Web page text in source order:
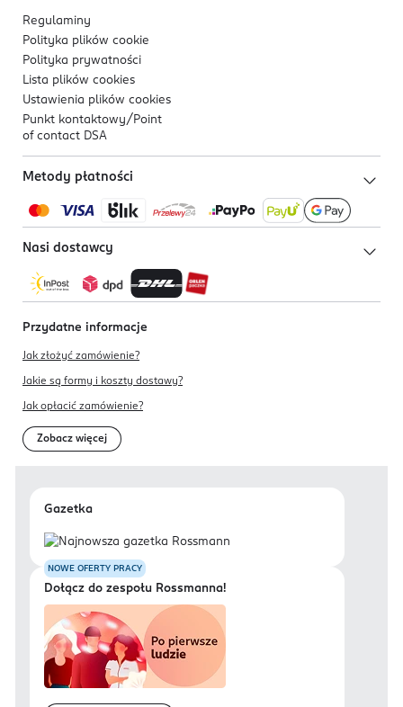
Regulaminy
Polityka plików cookie
Polityka prywatności
Lista plików cookies
Ustawienia plików cookies
Punkt kontaktowy/ Point
of contact DSA
Metody płatności
Nasi dostawcy
Przydatne informacje
Jak złożyć zamówienie?
Jakie są formy i koszty dostawy?
Jak opłacić zamówienie?
Zobacz więcej
Gazetka
NOWE OFERTY PRACY
Dołącz do zespołu Rossmanna!